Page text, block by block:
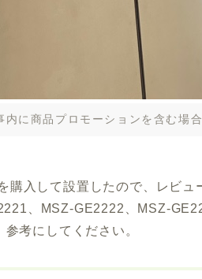
内に商品プロモーションを含む場
購入して設置したので、レビュ
、MSZ-GE2222、MSZ-
考にしてください。